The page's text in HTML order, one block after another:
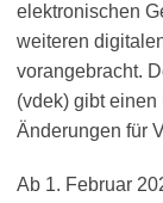
elektronischen
weiteren
vorangebracht.
(vdek) gibt
Änderungen für
Ab 1. Februar